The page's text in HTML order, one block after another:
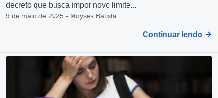
decreto que busca impor novo limite...
9 de maio de 2025 - Moysés Batista
Continuar lendo